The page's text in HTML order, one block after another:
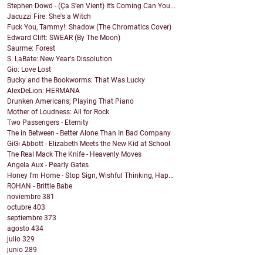
Stephen Dowd - (Ça S’en Vient) It’s Coming Can You...
Jacuzzi Fire: She's a Witch
Fuck You, Tammy!: Shadow (The Chromatics Cover)
Edward Clift: SWEAR (By The Moon)
Saurme: Forest
S. LaBate: New Year's Dissolution
Gio: Love Lost
Bucky and the Bookworms: That Was Lucky
AlexDeLion: HERMANA
Drunken Americans; Playing That Piano
Mother of Loudness: All for Rock
Two Passengers - Eternity
The in Between - Better Alone Than In Bad Company
GiGi Abbott - Elizabeth Meets the New Kid at School
The Real Mack The Knife - Heavenly Moves
Angela Aux - Pearly Gates
Honey I'm Home - Stop Sign, Wishful Thinking, Hap...
ROHAN - Brittle Babe
noviembre 381
octubre 403
septiembre 373
agosto 434
julio 329
junio 289